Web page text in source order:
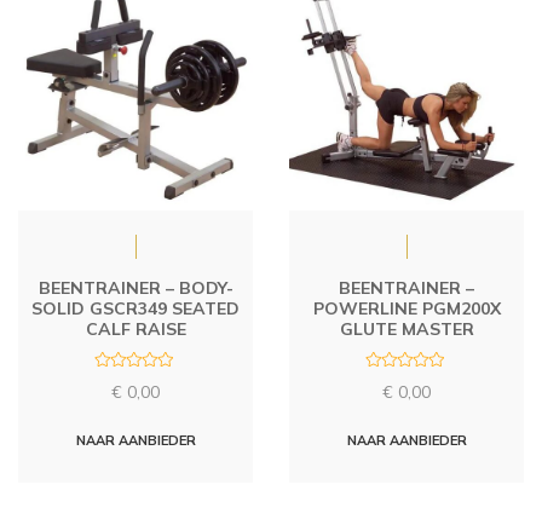
BEENTRAINER – BODY-
SOLID GSCR349 SEATED
CALF RAISE
d
€ 0,00
NAAR AANBIEDER
BEENTRAINER –
POWERLINE PGM200X
GLUTE MASTER
d
€ 0,00
NAAR AANBIEDER